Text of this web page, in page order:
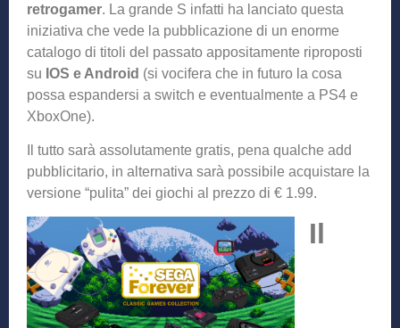
retrogamer. La grande S infatti ha lanciato questa
iniziativa che vede la pubblicazione di un enorme
catalogo di titoli del passato appositamente riproposti
su IOS e Android (si vocifera che in futuro la cosa
possa espandersi a switch e eventualmente a PS4 e
XboxOne).
Il tutto sarà assolutamente gratis, pena qualche add
pubblicitario, in alternativa sarà possibile acquistare la
versione “pulita” dei giochi al prezzo di € 1.99.
Il